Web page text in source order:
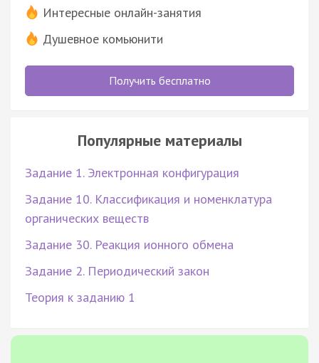
Интересные онлайн-занятия
Душевное комьюнити
Получить бесплатно
Популярные материалы
Задание 1. Электронная конфигурация
Задание 10. Классификация и номенклатура
органических веществ
Задание 30. Реакция ионного обмена
Задание 2. Периодический закон
Теория к заданию 1